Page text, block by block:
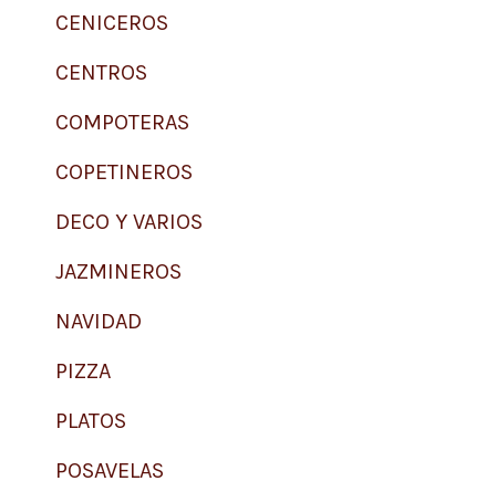
CENICEROS
CENTROS
COMPOTERAS
COPETINEROS
DECO Y VARIOS
JAZMINEROS
NAVIDAD
PIZZA
PLATOS
POSAVELAS